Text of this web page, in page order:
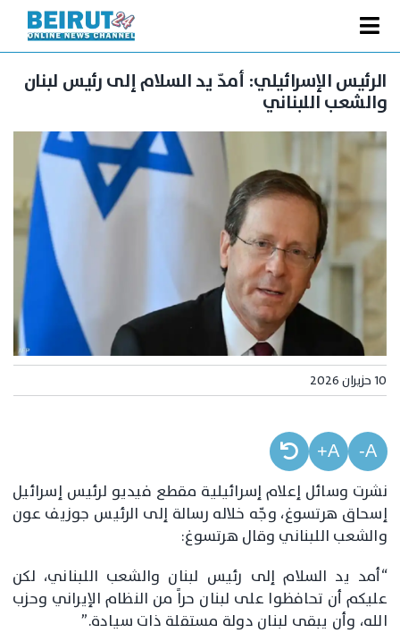
content
Toggle
Navigation
الصفحة الرئيسية
سياسة
اقتصاد
رياضة
متفرقات
Podcast
من نحن
البحث
عن:
الرئيس الإسرائيلي: أمدّ يد السلام إلى رئيس لبنان
والشعب اللبناني
10 حزيران 2026
A-
A+
نشرت وسائل إعلام إسرائيلية مقطع فيديو لرئيس إسرائيل
إسحاق هرتسوغ، وجّه خلاله رسالة إلى الرئيس جوزيف عون
والشعب اللبناني وقال هرتسوغ:
“أمد يد السلام إلى رئيس لبنان والشعب اللبناني، لكن
عليكم أن تحافظوا على لبنان حراً من النظام الإيراني وحزب
الله، وأن يبقى لبنان دولة مستقلة ذات سيادة.”